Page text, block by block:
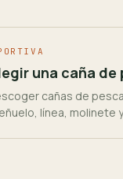
una caña de
cañas de
línea, molinete